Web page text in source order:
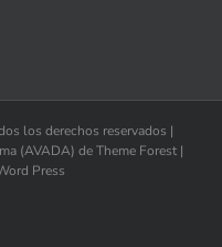
los derechos reservados |
(AVADA) de Theme Forest |
Press